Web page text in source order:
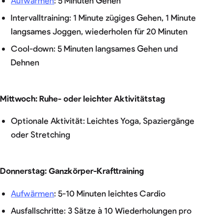
Intervalltraining: 1 Minute zügiges Gehen, 1 Minute
langsames Joggen, wiederholen für 20 Minuten
Cool-down: 5 Minuten langsames Gehen und
Dehnen
Mittwoch: Ruhe- oder leichter Aktivitätstag
Optionale Aktivität: Leichtes Yoga, Spaziergänge
oder Stretching
Donnerstag: Ganzkörper-Krafttraining
Aufwärmen: 5-10 Minuten leichtes Cardio
Ausfallschritte: 3 Sätze à 10 Wiederholungen pro